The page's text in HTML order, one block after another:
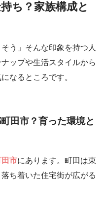
ち？家族構成と
う」そんな印象を持つ人
ップや生活スタイルから
なるところです。
田市？育った環境と
市にあります。町田は東
ち着いた住宅街が広がる